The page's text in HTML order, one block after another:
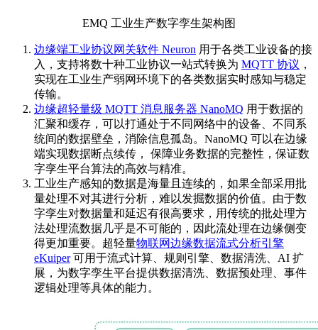
EMQ 工业生产数字孪生架构图
边缘端工业协议网关软件 Neuron 用于各类工业设备的接
入，支持将数十种工业协议一站式转换为 MQTT 协议 ，
实现在工业生产弱网环境下的各类数据实时感知与稳定
传输。
边缘超轻量级 MQTT 消息服务器 NanoMQ 用于数据的
汇聚和缓存，可以打通处于不同网络中的设备、不同系
统间的数据壁垒，消除信息孤岛。NanoMQ 可以在边缘
端实现数据断点续传， 保障业务数据的完整性，保证数
字孪生平台算法的高效与精准。
工业生产感知的数据是海量且连续的，如果全部采用批
量处理不对其进行分析，难以发掘数据的价值。由于数
字孪生对数据量和延迟有很高要求，用传统的批处理方
法处理流数据几乎是不可能的，因此流处理在边缘侧变
得更加重要。超轻量物联网边缘数据流式分析引擎
eKuiper可用于流式计算、规则引擎、数据清洗、AI 扩
展，为数字孪生平台提供数据清洗、数据预处理、事件
逻辑处理等具体的能力。